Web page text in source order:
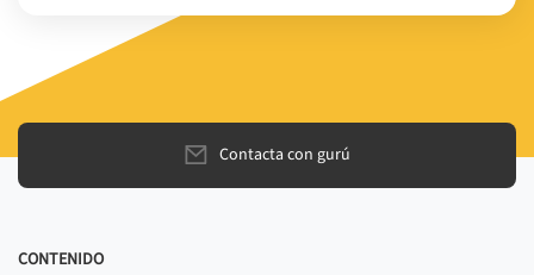
Contacta con gurú
CONTENIDO